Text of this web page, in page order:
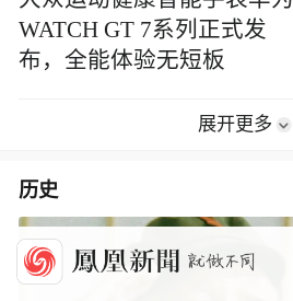
WATCH GT 7系列正式发
布，全能体验无短板
展开更多
历史